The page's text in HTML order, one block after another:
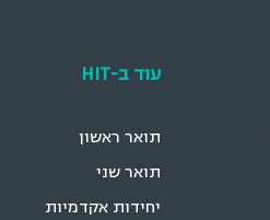
עוד ב-HIT
תואר ראשון
תואר שני
יחידות אקדמיות